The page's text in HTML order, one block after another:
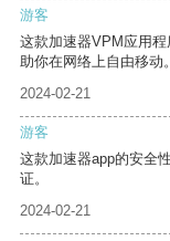
游客
这款加速器VPM应用
助你在网络上自由移动。
2024-02-21
游客
这款加速器app的安全
证。
2024-02-21